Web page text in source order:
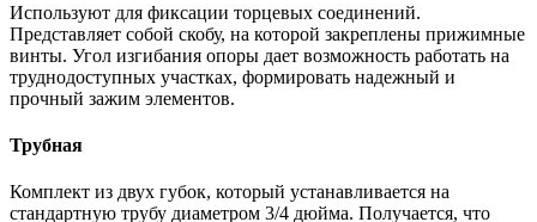
Используют для фиксации торцевых соединений.
Представляет собой скобу, на которой закреплены прижимные
винты. Угол изгибания опоры дает возможность работать на
труднодоступных участках, формировать надежный и
прочный зажим элементов.
Трубная
Комплект из двух губок, который устанавливается на
стандартную трубу диаметром 3/4 дюйма. Получается, что